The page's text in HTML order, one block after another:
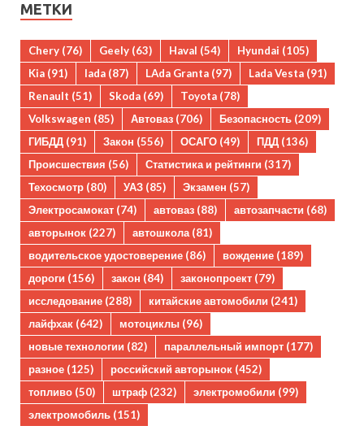
МЕТКИ
Chery (76) Geely (63) Haval (54) Hyundai (105)
Kia (91) lada (87) LAda Granta (97) Lada Vesta (91)
Renault (51) Skoda (69) Toyota (78)
Volkswagen (85) Автоваз (706) Безопасность (209)
ГИБДД (91) Закон (556) ОСАГО (49) ПДД (136)
Происшествия (56) Статистика и рейтинги (317)
Техосмотр (80) УАЗ (85) Экзамен (57)
Электросамокат (74) автоваз (88) автозапчасти (68)
авторынок (227) автошкола(81)
водительское удостоверение (86) вождение (189)
дороги (156) закон (84) законопроект (79)
исследование (288) китайские автомобили (241)
лайфхак (642) мотоциклы (96)
новые технологии (82) параллельный импорт (177)
разное (125) российский авторынок (452)
топливо (50) штраф (232) электромобили (99)
электромобиль (151)